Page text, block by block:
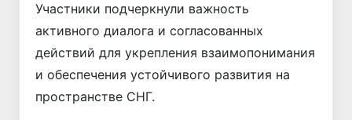
Участники подчеркнули важность
активного диалога и согласованных
действий для укрепления взаимопонимания
и обеспечения устойчивого развития на
пространстве СНГ.